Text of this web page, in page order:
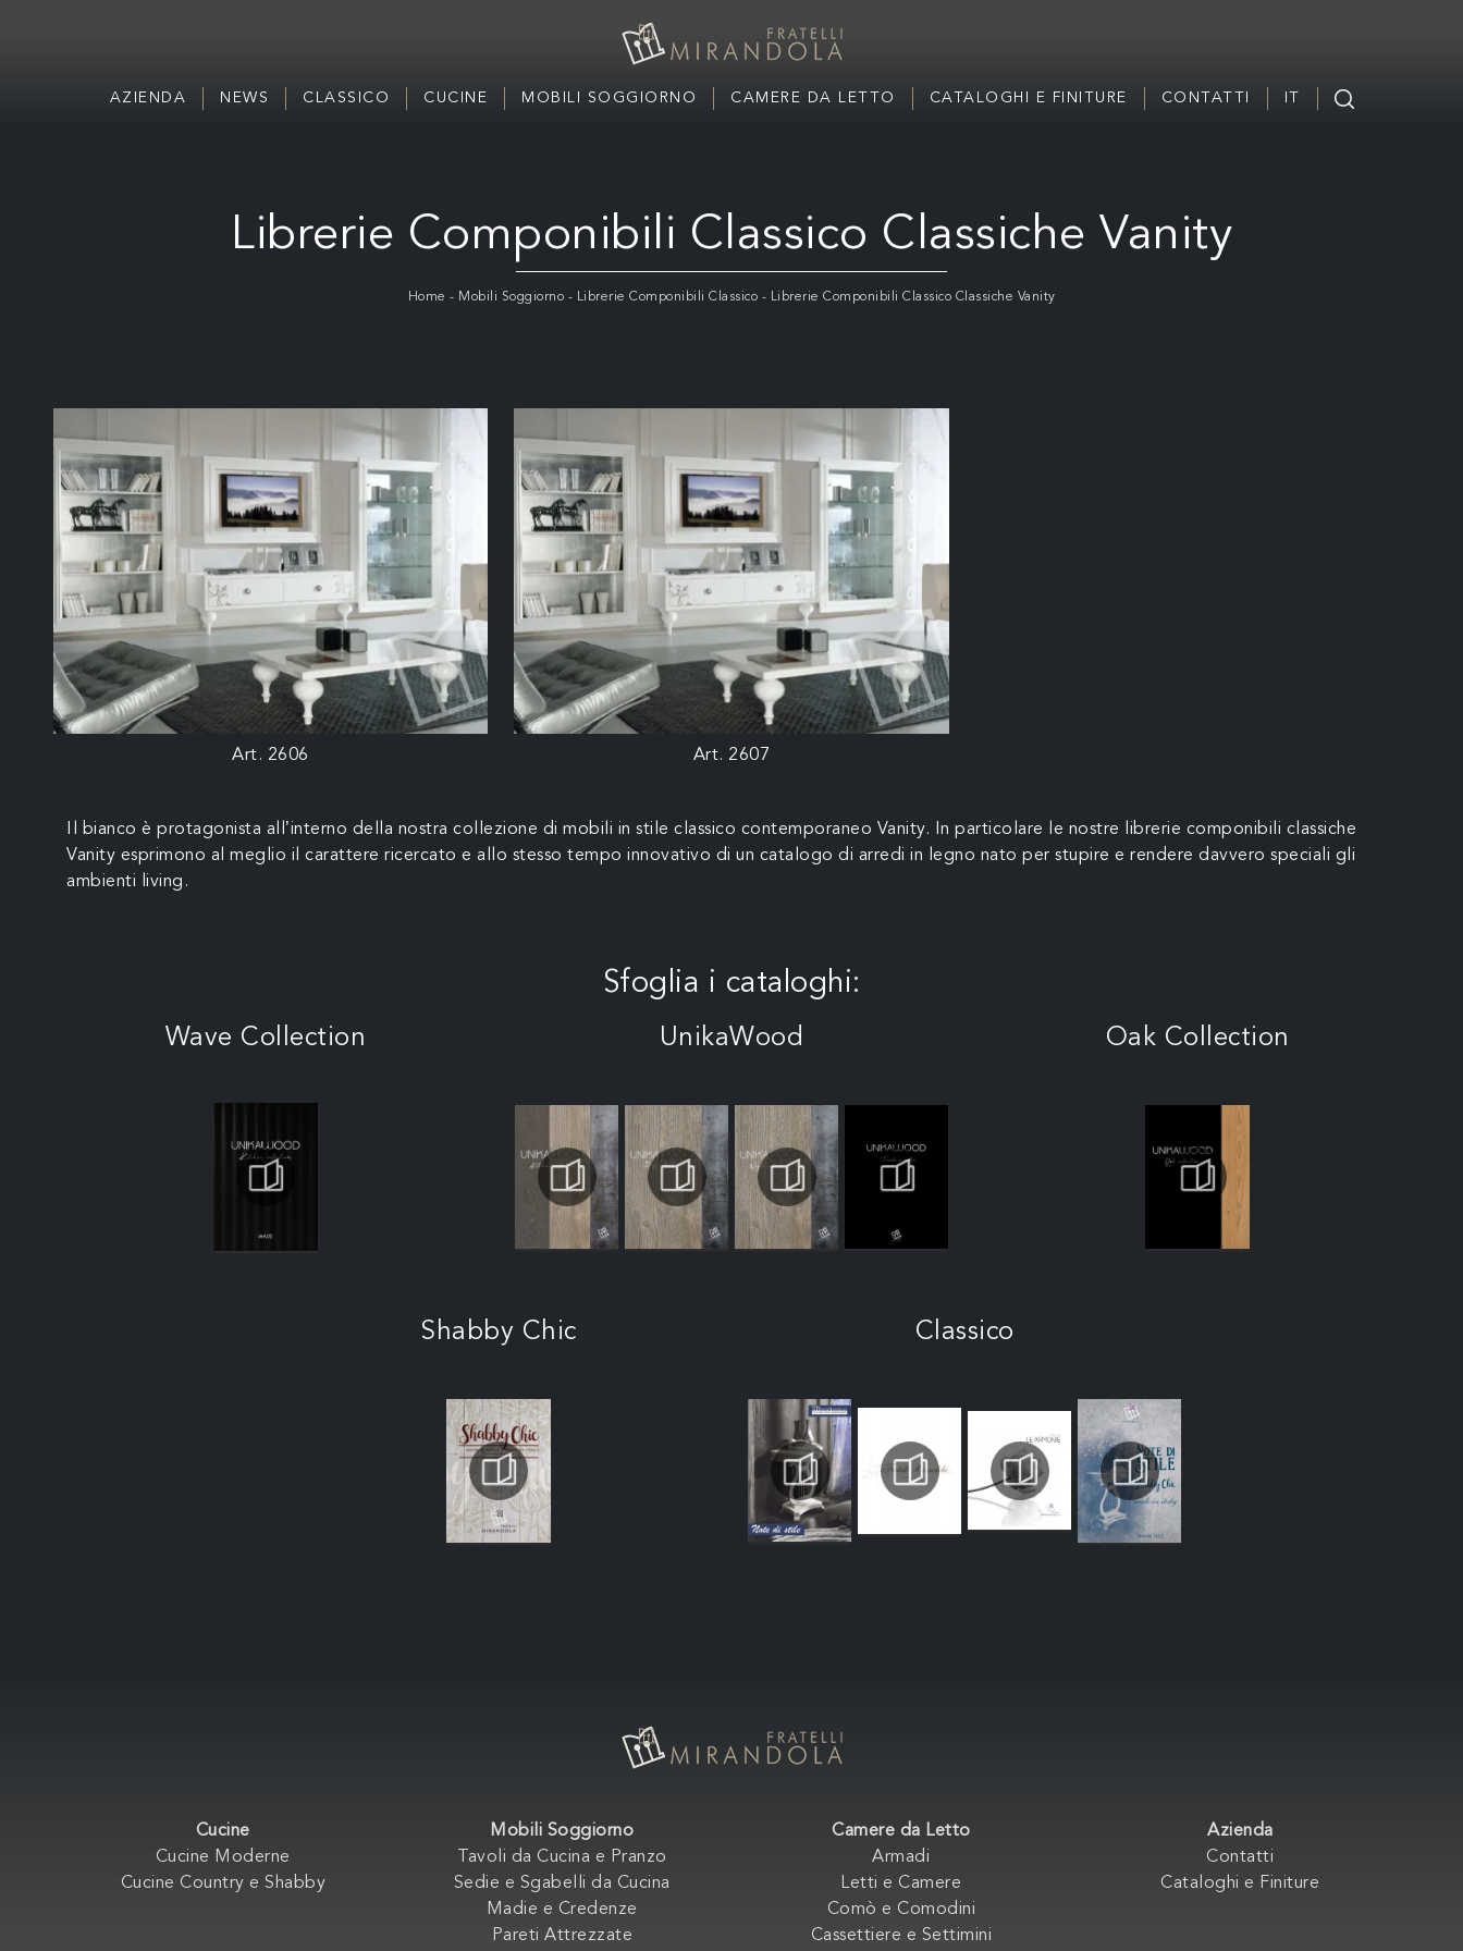
AZIENDA NEWS CLASSICO CUCINE MOBILI SOGGIORNO CAMERE DA LETTO CATALOGHI E FINITURE CONTATTI
Librerie Componibili Classico Classiche Vanity
Home - Mobili Soggiorno - Librerie Componibili Classico - Librerie Componibili Classico Classiche Vanity
Art. 2606 Art. 2607
Il bianco è protagonista all’interno della nostra collezione di mobili in stile classico contemporaneo Vanity. In particolare le nostre librerie componibili classiche
Vanity esprimono al meglio il carattere ricercato e allo stesso tempo innovativo di un catalogo di arredi in legno nato per stupire e rendere davvero speciali gli
ambienti living.
Sfoglia i cataloghi:
Wave Collection UnikaWood Oak Collection
Shabby Chic Classico
Cucine
Cucine Moderne
Cucine Country e Shabby
Mobili Soggiorno
Tavoli da Cucina e Pranzo
Sedie e Sgabelli da Cucina
Madie e Credenze
Pareti Attrezzate
Camere da Letto
Armadi
Letti e Camere
Comò e Comodini
Cassettiere e Settimini
Azienda
Contatti
Cataloghi e Finiture